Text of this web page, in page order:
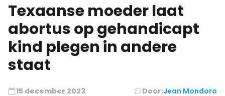
Texaanse moeder laat
abortus op gehandicapt
kind plegen in andere
staat
15 december 2023 Door:Jean Mondoro